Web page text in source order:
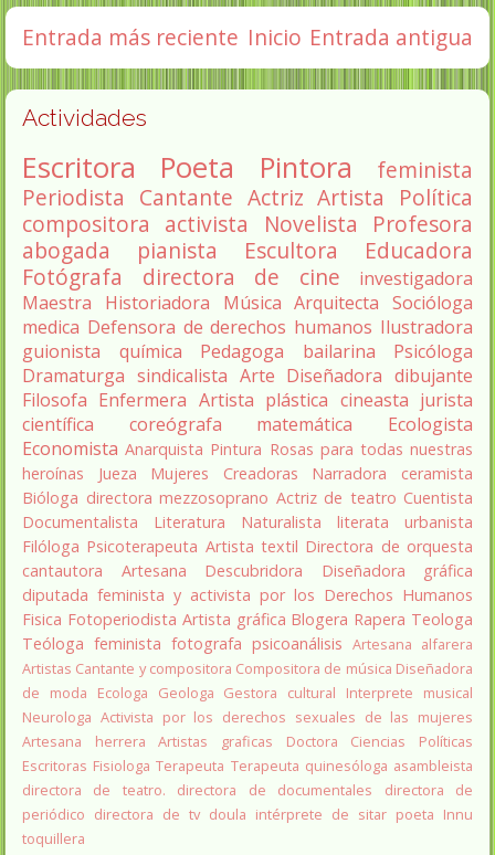
Entrada más reciente Entrada antigua
Inicio
Actividades
Escritora Poeta Pintora
feminista
Periodista Cantante Actriz Artista
Política
compositora activista Novelista
Profesora
abogada
pianista Escultora
Educadora
Fotógrafa
directora de cine
investigadora
Maestra
Historiadora Música Arquitecta Socióloga
medica Defensora de derechos humanos Ilustradora
guionista
química Pedagoga bailarina
Psicóloga
Dramaturga sindicalista Arte Diseñadora dibujante
Filosofa Enfermera Artista plástica cineasta jurista
científica
coreógrafa matemática
Ecologista
Economista Anarquista Pintura Rosas para todas nuestras
heroínas
Jueza Mujeres Creadoras Narradora
ceramista
Bióloga directora mezzosoprano Actriz de teatro Cuentista
Documentalista
Literatura Naturalista literata
urbanista
Filóloga Psicoterapeuta Artista textil Directora de orquesta
cantautora
Artesana Descubridora
Diseñadora gráfica
diputada feminista y activista por los Derechos Humanos
Fisica Fotoperiodista Artista gráfica Blogera Rapera Teologa
Teóloga feminista fotografa psicoanálisis Artesana alfarera
Artistas Cantante y compositora Compositora de música Diseñadora
de moda
Ecologa Geologa Gestora cultural
Interprete musical
Neurologa Activista por los derechos sexuales de las mujeres
Artesana herrera
Artistas graficas
Doctora Ciencias Políticas
Escritoras Fisiologa Terapeuta Terapeuta quinesóloga asambleista
directora de teatro.
directora de documentales
directora de
periódico directora de tv doula intérprete de sitar poeta Innu
toquillera